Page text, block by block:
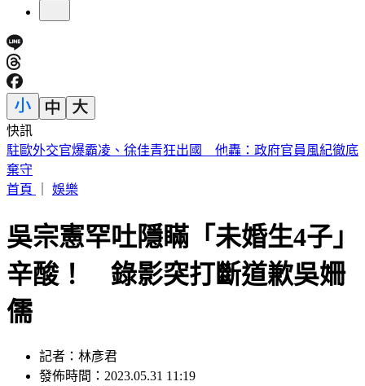
快訊
輕度颱風「琵鷺」生成！洋面三颱共舞 最新路徑曝
首頁
吳宗憲罕吐隱瞞「未婚生4子」
辛酸！ 錄影突打斷道歉吳姍
儒
發佈時間：2023.05.31 11:19
最後更新時間：2023.05.31 11:19